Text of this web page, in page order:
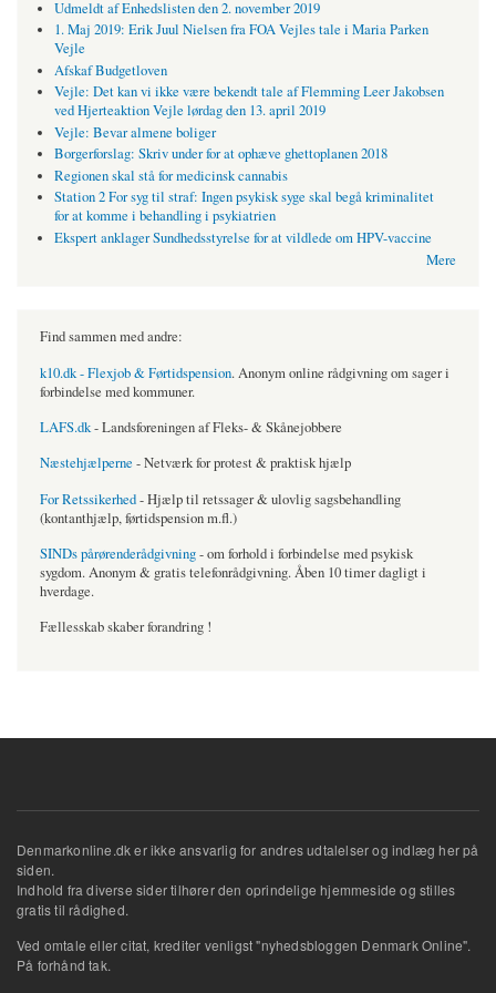
Udmeldt af Enhedslisten den 2. november 2019
1. Maj 2019: Erik Juul Nielsen fra FOA Vejles tale i Maria Parken
Vejle
Afskaf Budgetloven
Vejle: Det kan vi ikke være bekendt tale af Flemming Leer Jakobsen
ved Hjerteaktion Vejle lørdag den 13. april 2019
Vejle: Bevar almene boliger
Borgerforslag: Skriv under for at ophæve ghettoplanen 2018
Regionen skal stå for medicinsk cannabis
Station 2 For syg til straf: Ingen psykisk syge skal begå kriminalitet
for at komme i behandling i psykiatrien
Ekspert anklager Sundhedsstyrelse for at vildlede om HPV-vaccine
Mere
Find sammen med andre:
k10.dk - Flexjob & Førtidspension. Anonym online rådgivning om sager i
forbindelse med kommuner.
LAFS.dk- Landsforeningen af Fleks- & Skånejobbere
Næstehjælperne - Netværk for protest & praktisk hjælp
For Retssikerhed- Hjælp til retssager & ulovlig sagsbehandling
(kontanthjælp, førtidspension m.fl.)
SINDs pårørenderådgivning- om forhold i forbindelse med psykisk
sygdom. Anonym & gratis telefonrådgivning. Åben 10 timer dagligt i
hverdage.
Fællesskab skaber forandring !
Denmarkonline.dk er ikke ansvarlig for andres udtalelser og indlæg her på
siden.
Indhold fra diverse sider tilhører den oprindelige hjemmeside og stilles
gratis til rådighed.
Ved omtale eller citat, krediter venligst "nyhedsbloggen Denmark Online".
På forhånd tak.